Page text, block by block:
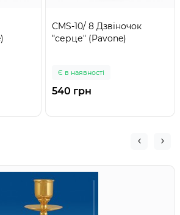
CMS-10/ 8 Дзвіночок
"серце" (Pavone)
Є в наявності
540 грн